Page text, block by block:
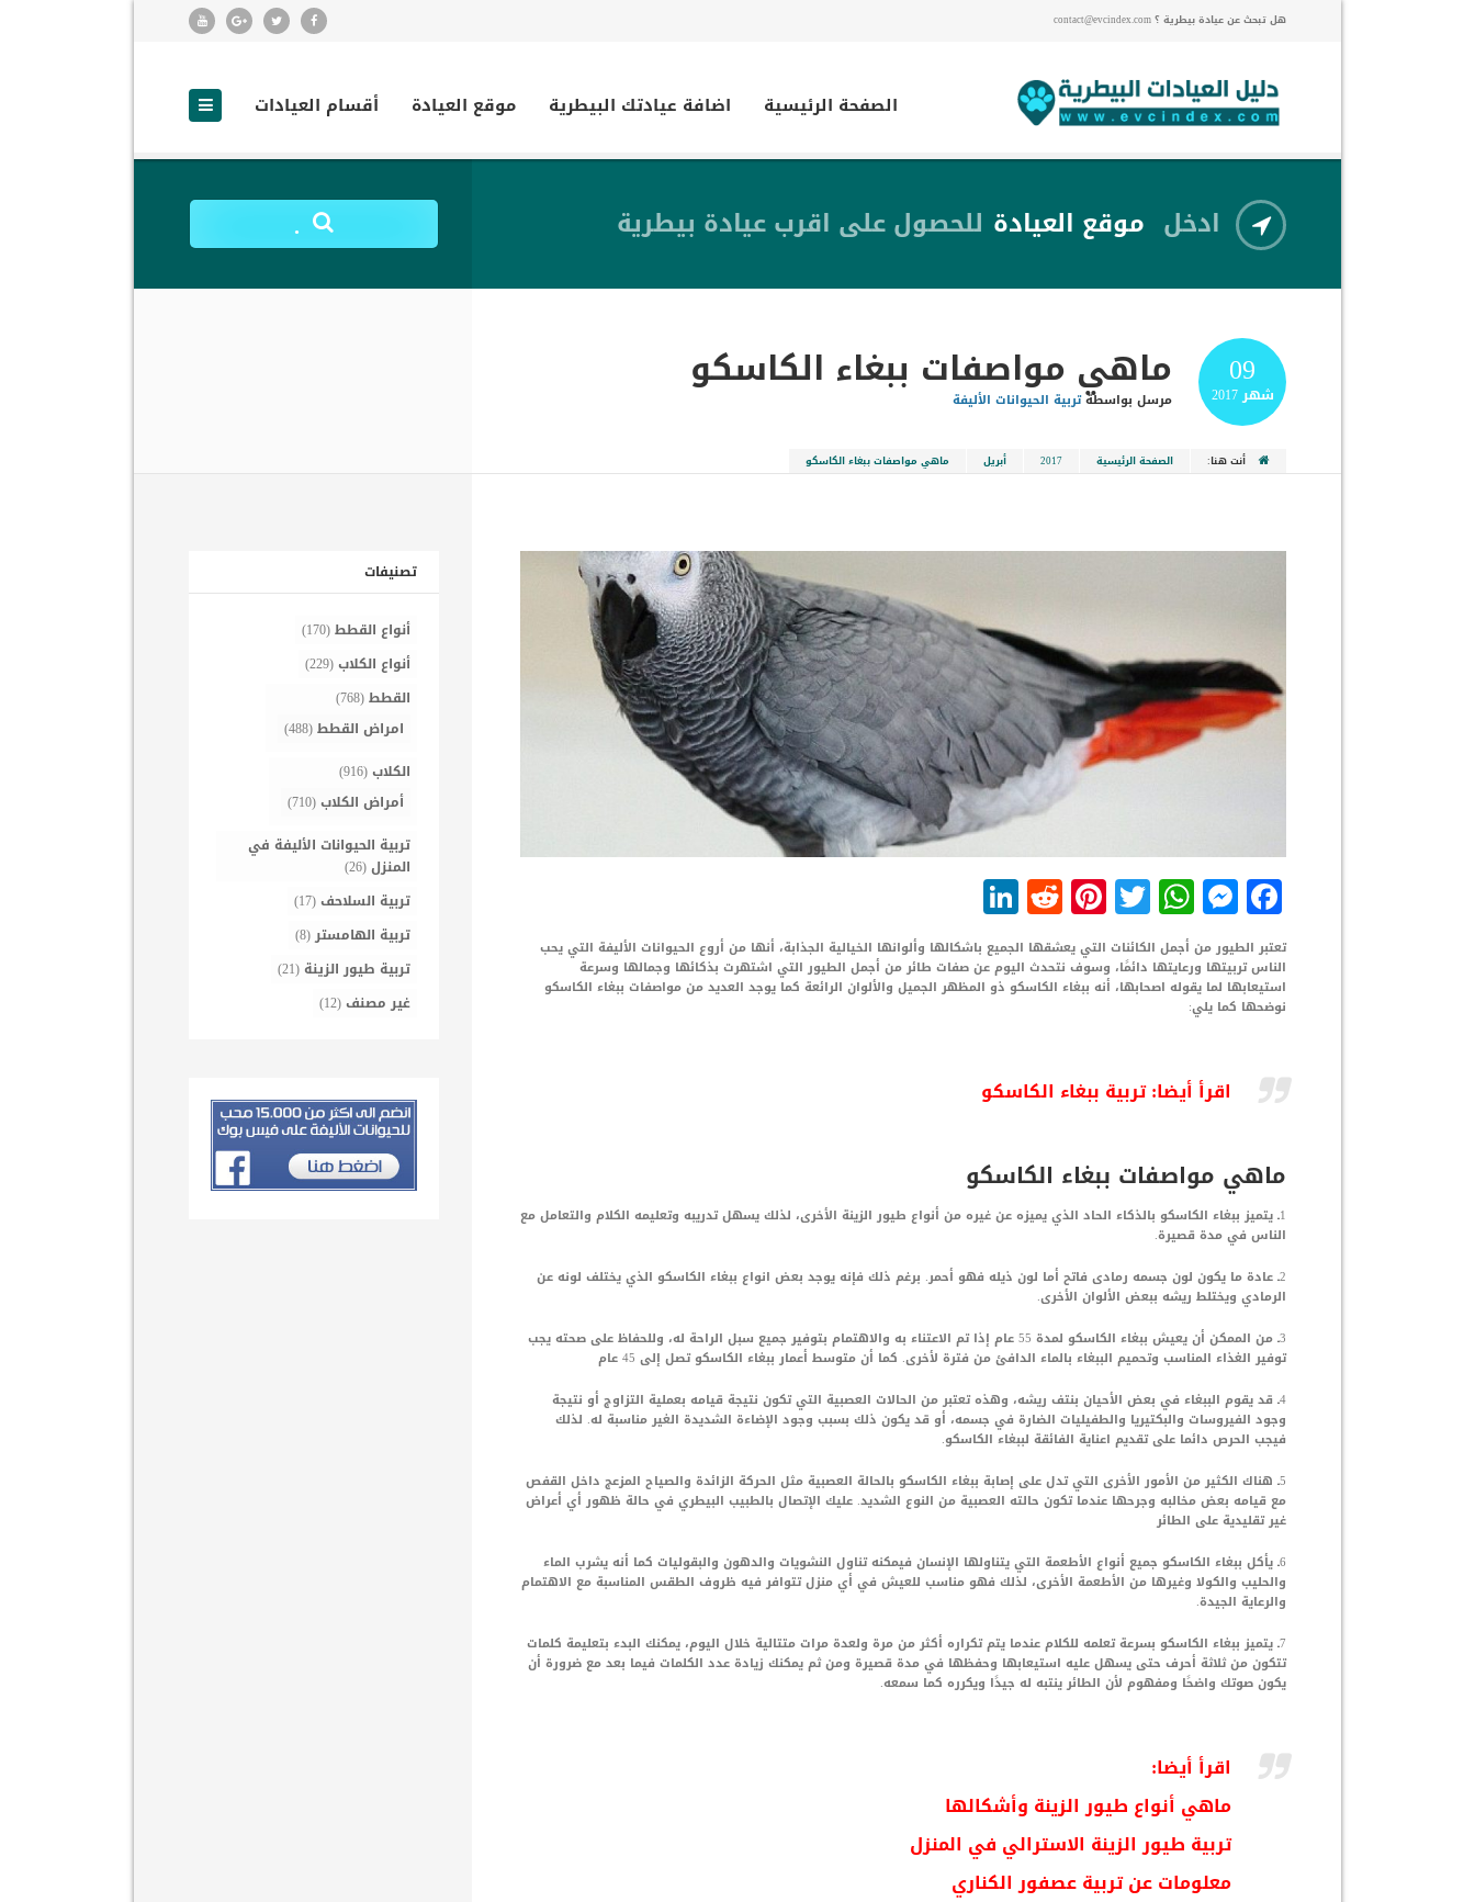
هل تبحث عن عيادة بيطرية ؟ contact@evcindex.com
الصفحة الرئيسية اضافة عيادتك البيطرية موقع العيادة أقسام العيادات
ادخل موقع العيادة للحصول على اقرب عيادة بيطرية .
09
شهر2017 ماهي مواصفات ببغاء الكاسكو
مرسل بواسطةتربية الحيوانات الأليفة
أنت هنا: الصفحة الرئيسية 2017 أبريل ماهي مواصفات ببغاء الكاسكو
Facebook
Messenger
WhatsApp
Twitter
Pinterest
Reddit
تعتبر الطيور من أجمل الكائنات التي يعشقها الجميع باشكالها وألوانها الخيالية الجذابة، أنها من أروع الحيوانات الأليفة التي يحب
الناس تربيتها ورعايتها دائمًا، وسوف نتحدث اليوم عن صفات طائر من أجمل الطيور التي اشتهرت بذكائها وجمالها وسرعة
استيعابها لما يقوله اصحابها، أنه ببغاء الكاسكو ذو المظهر الجميل والألوان الرائعة كما يوجد العديد من مواصفات ببغاء الكاسكو
نوضحها كما يلي:
اقرأ أيضا:تربية ببغاء الكاسكو
ماهي مواصفات ببغاء الكاسكو
1ـ يتميز ببغاء الكاسكو بالذكاء الحاد الذي يميزه عن غيره من أنواع طيور الزينة الأخرى، لذلك يسهل تدريبه وتعليمه الكلام والتعامل مع
الناس في مدة قصيرة.
2ـ عادة ما يكون لون جسمه رمادى فاتح أما لون ذيله فهو أحمر. برغم ذلك فإنه يوجد بعض انواع ببغاء الكاسكو الذي يختلف لونه عن
الرمادي ويختلط ريشه ببعض الألوان الأخرى.
3ـ من الممكن أن يعيش ببغاء الكاسكو لمدة 55 عام إذا تم الاعتناء به والاهتمام بتوفير جميع سبل الراحة له، وللحفاظ على صحته يجب
توفير الغذاء المناسب وتحميم الببغاء بالماء الدافئ من فترة لأخرى. كما أن متوسط أعمار ببغاء الكاسكو تصل إلى 45 عام
4ـ قد يقوم الببغاء في بعض الأحيان بنتف ريشه، وهذه تعتبر من الحالات العصبية التي تكون نتيجة قيامه بعملية التزاوج أو نتيجة
وجود الفيروسات والبكتيريا والطفيليات الضارة في جسمه، أو قد يكون ذلك بسبب وجود الإضاءة الشديدة الغير مناسبة له. لذلك
فيجب الحرص دائما على تقديم اعناية الفائقة لببغاء الكاسكو.
5ـ هناك الكثير من الأمور الأخرى التي تدل على إصابة ببغاء الكاسكو بالحالة العصبية مثل الحركة الزائدة والصياح المزعج داخل القفص
مع قيامه بعض مخالبه وجرحها عندما تكون حالته العصبية من النوع الشديد. عليك الإتصال بالطبيب البيطري في حالة ظهور أي أعراض
غير تقليدية على الطائر
6ـ يأكل ببغاء الكاسكو جميع أنواع الأطعمة التي يتناولها الإنسان فيمكنه تناول النشويات والدهون والبقوليات كما أنه يشرب الماء
والحليب والكولا وغيرها من الأطعمة الأخرى، لذلك فهو مناسب للعيش في أي منزل تتوافر فيه ظروف الطقس المناسبة مع الاهتمام
والرعاية الجيدة.
7ـ يتميز ببغاء الكاسكو بسرعة تعلمه للكلام عندما يتم تكراره أكثر من مرة ولعدة مرات متتالية خلال اليوم، يمكنك البدء بتعليمة كلمات
تتكون من ثلاثة أحرف حتى يسهل عليه استيعابها وحفظها في مدة قصيرة ومن ثم يمكنك زيادة عدد الكلمات فيما بعد مع ضرورة أن
يكون صوتك واضحًا ومفهوم لأن الطائر ينتبه له جيدًا ويكرره كما سمعه.
اقرأ أيضا:
ماهي أنواع طيور الزينة وأشكالها
تربية طيور الزينة الاسترالي في المنزل
معلومات عن تربية عصفور الكناري
تصنيفات
أنواع القطط(170)
أنواع الكلاب(229)
القطط(768)
امراض القطط(488)
الكلاب(916)
أمراض الكلاب(710)
تربية الحيوانات الأليفة في
المنزل(26)
تربية السلاحف(17)
تربية الهامستر(8)
تربية طيور الزينة (21)
غير مصنف(12)